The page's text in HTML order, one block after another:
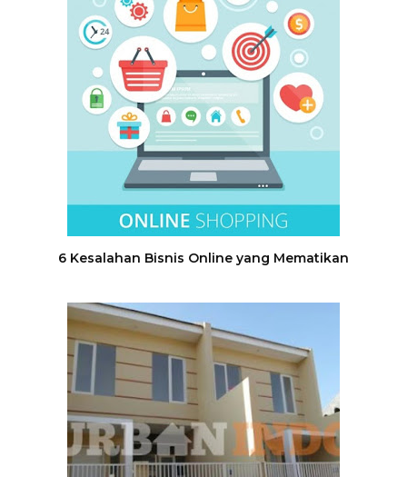
6 Kesalahan Bisnis Online yang Mematikan